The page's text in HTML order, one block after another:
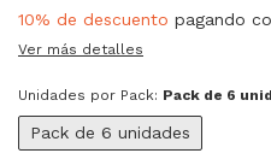
10% de descuento pagando
Ver más detalles
Unidades por Pack: Pack de 6
Pack de 6 unidades